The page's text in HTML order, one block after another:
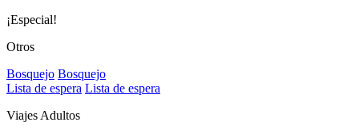
¡Especial!
Otros
Bosquejo Bosquejo
Lista de espera Lista de espera
Viajes Adultos